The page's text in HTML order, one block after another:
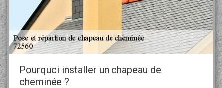
Pourquoi installer un chapeau de
cheminée ?